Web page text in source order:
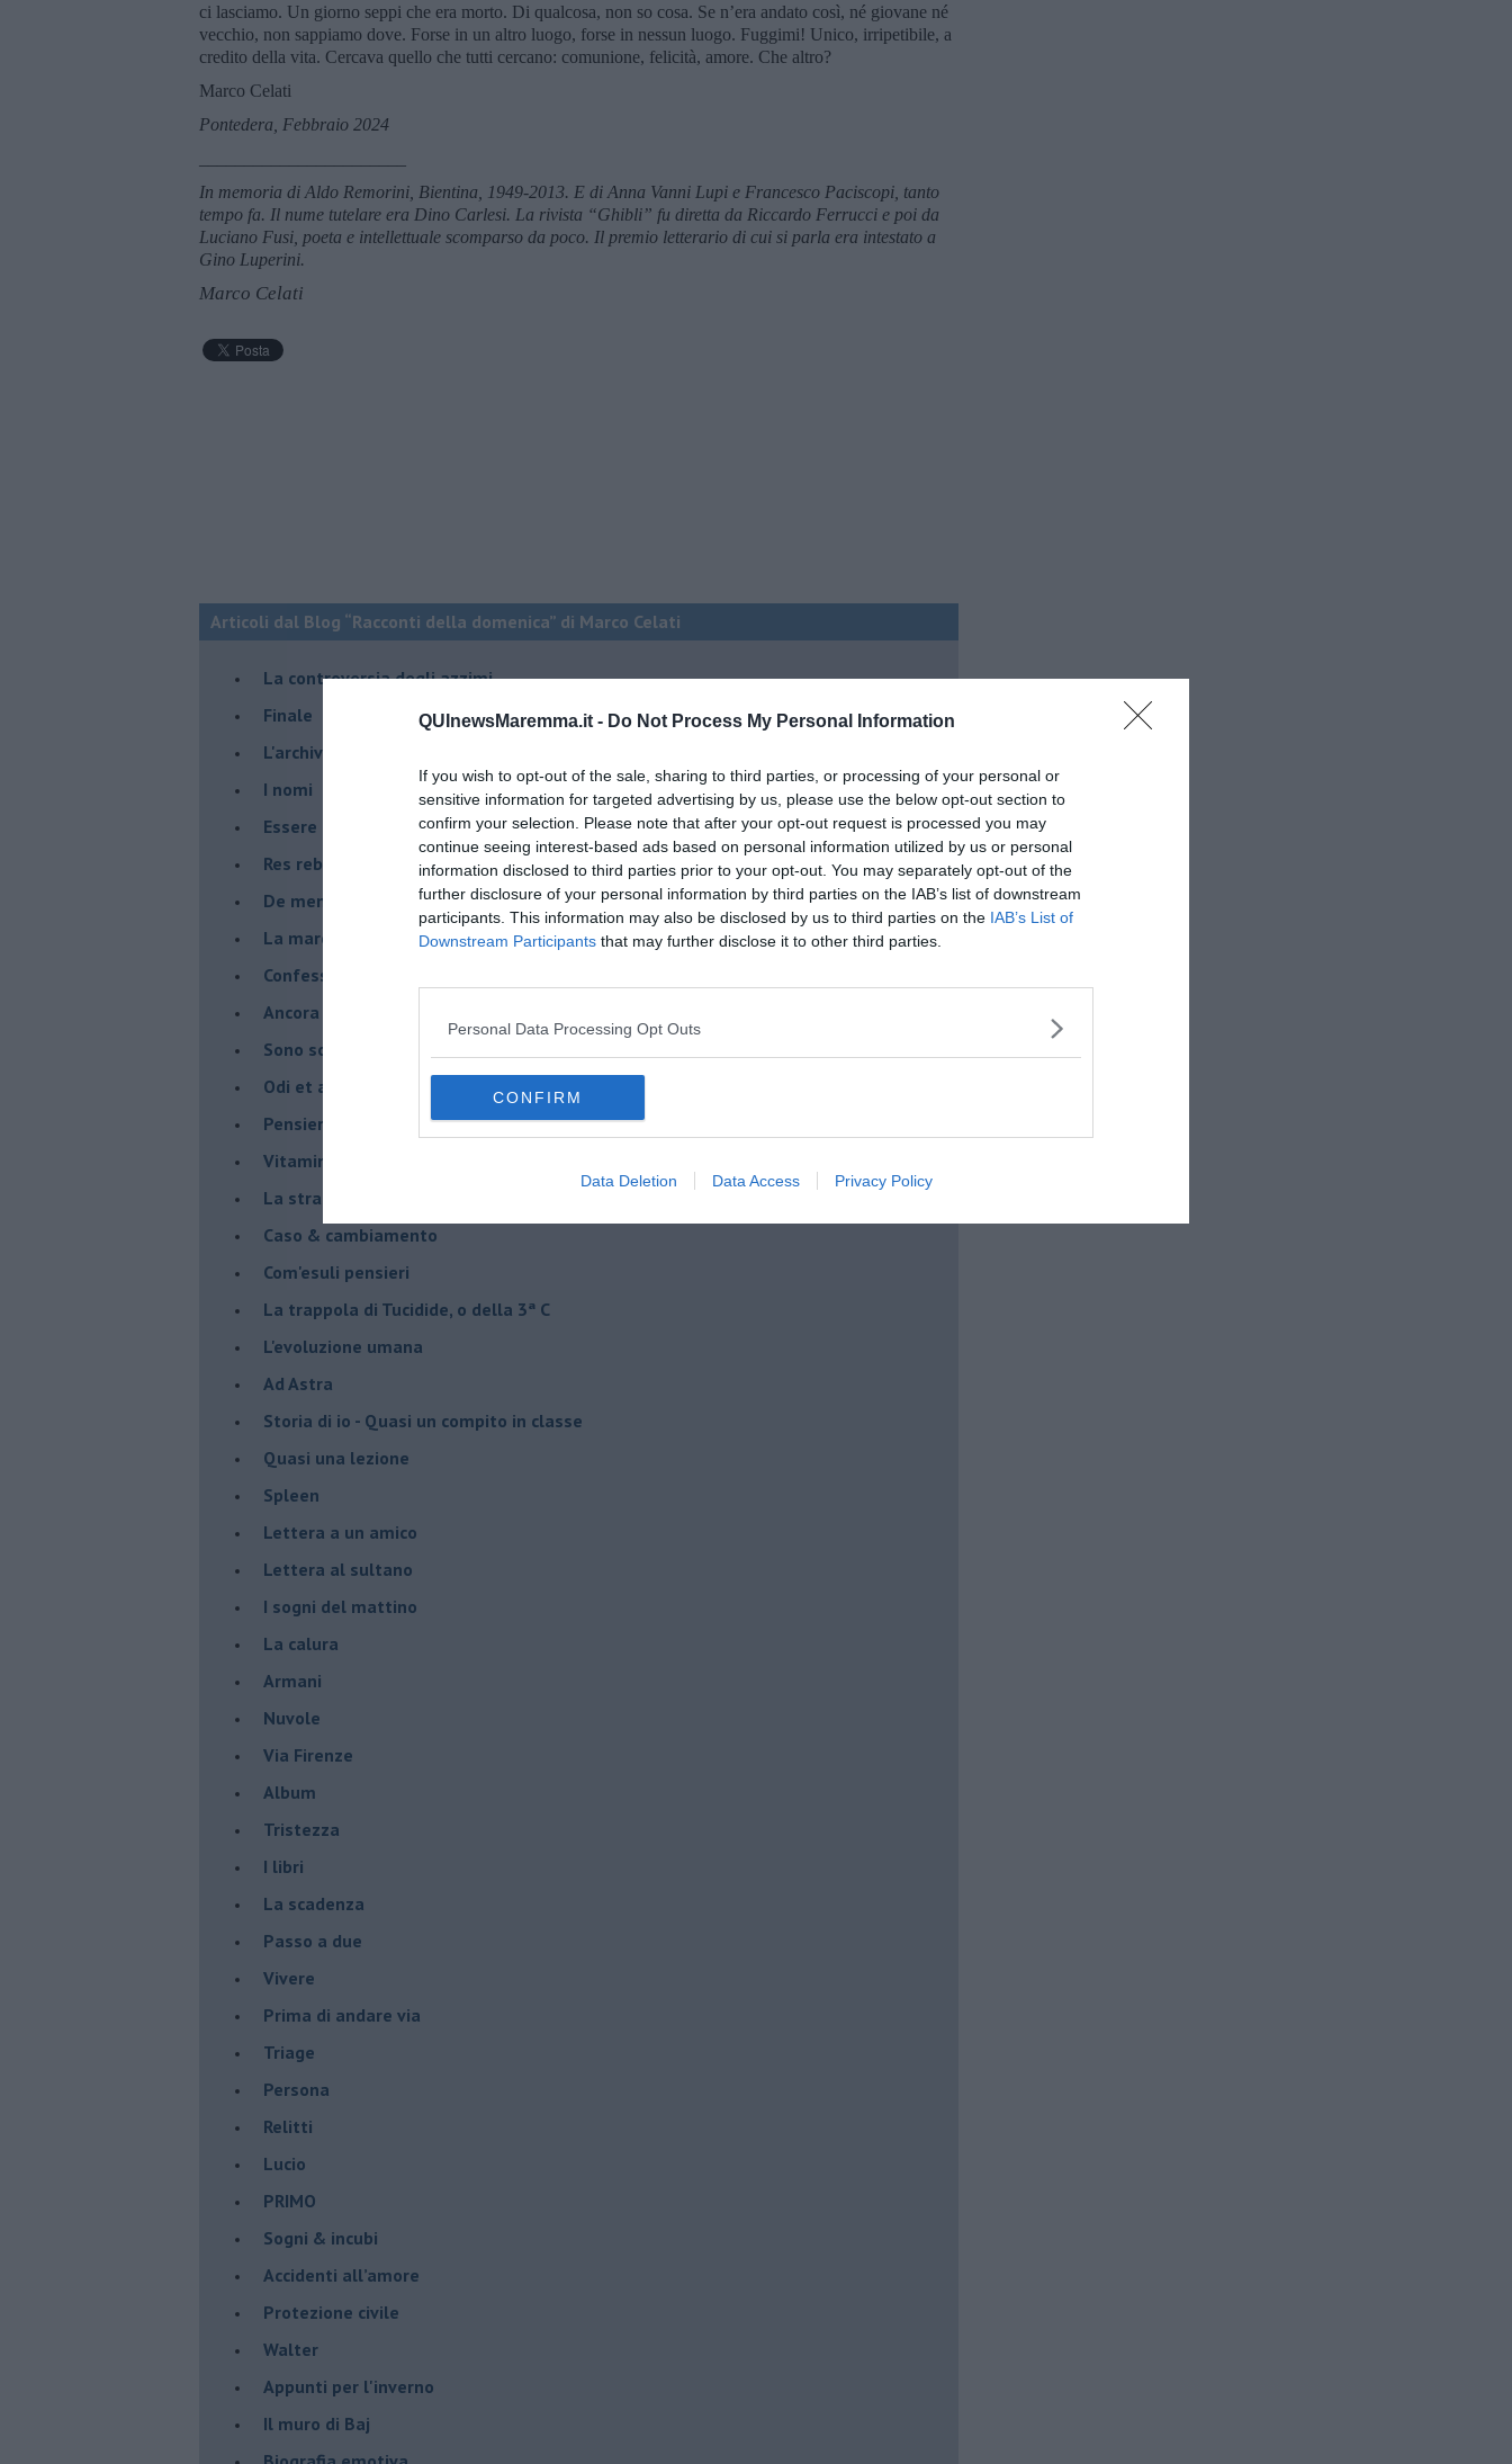
QUInewsMaremma.it - Do Not Process My Personal Information
If you wish to opt-out of the sale, sharing to third parties, or processing of your personal or
sensitive information for targeted advertising by us, please use the below opt-out section to
confirm your selection. Please note that after your opt-out request is processed you may
continue seeing interest-based ads based on personal information utilized by us or personal
information disclosed to third parties prior to your opt-out. You may separately opt-out of the
further disclosure of your personal information by third parties on the IAB’s list of downstream
participants. This information may also be disclosed by us to third parties on the IAB’s List of
Downstream Participants that may further disclose it to other third parties.
Personal Data Processing Opt Outs
CONFIRM
Data Deletion Data Access Privacy Policy
ci lasciamo. Un giorno seppi che era morto. Di qualcosa, non so cosa. Se n’era andato così, né giovane né
vecchio, non sappiamo dove. Forse in un altro luogo, forse in nessun luogo. Fuggimi! Unico, irripetibile, a
credito della vita. Cercava quello che tutti cercano: comunione, felicità, amore. Che altro?
Marco Celati
Pontedera, Febbraio 2024
In memoria di Aldo Remorini, Bientina, 1949-2013. E di Anna Vanni Lupi e Francesco Paciscopi, tanto
tempo fa. Il nume tutelare era Dino Carlesi. La rivista “Ghibli” fu diretta da Riccardo Ferrucci e poi da
Luciano Fusi, poeta e intellettuale scomparso da poco. Il premio letterario di cui si parla era intestato a
Gino Luperini.
Marco Celati
Articoli dal Blog “Racconti della domenica” di Marco Celati
La controversia degli azzimi
Finale
L'archivio
I nomi
Essere
Res rebus
De mente
La marcia
Confessioni del pappagallo
Ancora pensieri & disordine
Sono solo parole
Odi et amo
Pensieri in disordine sparso
Vitamina D
La strada
Caso & cambiamento
Com'esuli pensieri
La trappola di Tucidide, o della 3ª C
L'evoluzione umana
Ad Astra
Storia di io - Quasi un compito in classe
Quasi una lezione
Spleen
Lettera a un amico
Lettera al sultano
I sogni del mattino
La calura
Armani
Nuvole
Via Firenze
Album
Tristezza
I libri
La scadenza
Passo a due
Vivere
Prima di andare via
Triage
Persona
Relitti
Lucio
PRIMO
Sogni & incubi
Accidenti all’amore
Protezione civile
Walter
Appunti per l'inverno
Il muro di Baj